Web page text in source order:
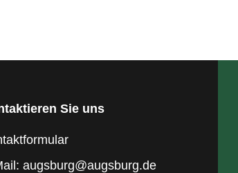
Sie uns
augsburg@augsburg.de